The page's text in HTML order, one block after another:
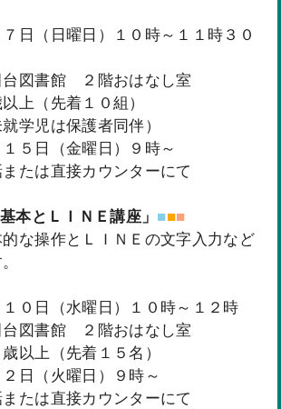
（日曜日）１０時～１１時３０
図書館 ２階おはなし室
（先着１０組）
は保護者同伴）
５日（金曜日）９時～
接カウンターにて
本とＬＩＮＥ講座」 ■■■
な操作とＬＩＮＥの文字入力など
０日（水曜日）１０時～１２時
図書館 ２階おはなし室
上（先着１５名）
日（火曜日）９時～
接カウンターにて